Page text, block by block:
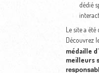
dédié
Le site a
Découvrez
médaille
meilleurs